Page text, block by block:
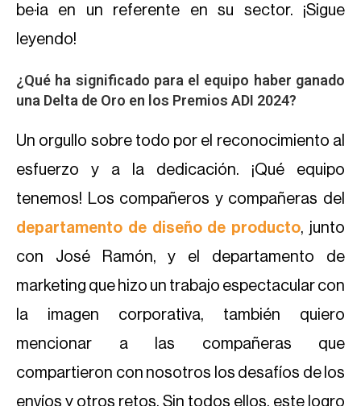
be·ia en un referente en su sector. ¡Sigue
leyendo!
¿Qué ha significado para el equipo haber ganado
una Delta de Oro en los Premios ADI 2024?
Un orgullo sobre todo por el reconocimiento al
esfuerzo y a la dedicación. ¡Qué equipo
tenemos! Los compañeros y compañeras del
departamento de diseño de producto, junto
con José Ramón, y el departamento de
marketing que hizo un trabajo espectacular con
la imagen corporativa, también quiero
mencionar a las compañeras que
compartieron con nosotros los desafíos de los
envíos y otros retos. Sin todos ellos, este logro